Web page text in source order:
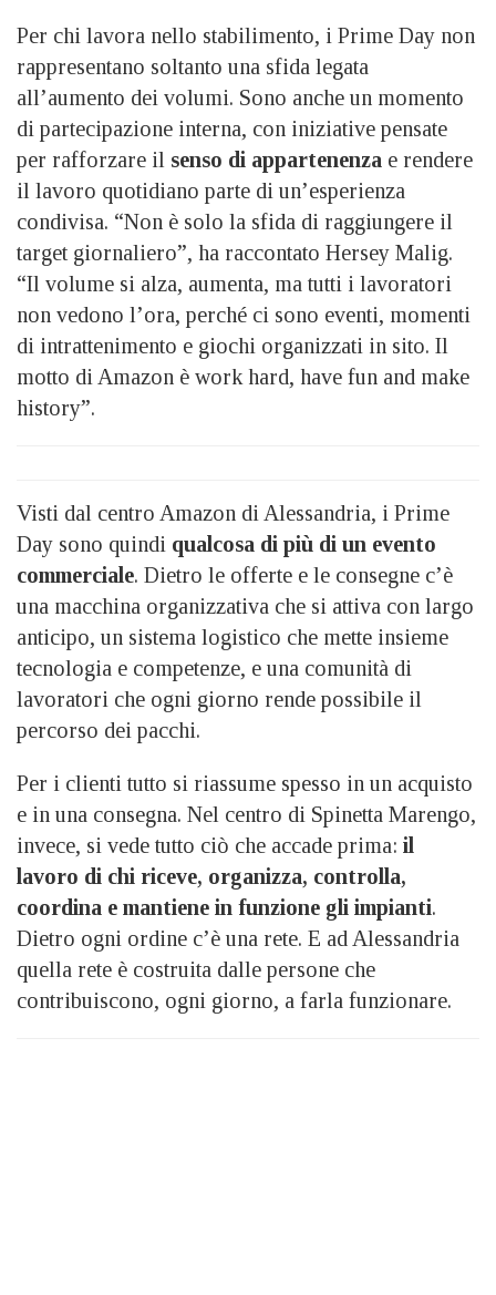
Per chi lavora nello stabilimento, i Prime Day non
rappresentano soltanto una sfida legata
all’aumento dei volumi. Sono anche un momento
di partecipazione interna, con iniziative pensate
per rafforzare il senso di appartenenza e rendere
il lavoro quotidiano parte di un’esperienza
condivisa. “Non è solo la sfida di raggiungere il
target giornaliero”, ha raccontato Hersey Malig.
“Il volume si alza, aumenta, ma tutti i lavoratori
non vedono l’ora, perché ci sono eventi, momenti
di intrattenimento e giochi organizzati in sito. Il
motto di Amazon è work hard, have fun and make
history”.
Visti dal centro Amazon di Alessandria, i Prime
Day sono quindi qualcosa di più di un evento
commerciale. Dietro le offerte e le consegne c’è
una macchina organizzativa che si attiva con largo
anticipo, un sistema logistico che mette insieme
tecnologia e competenze, e una comunità di
lavoratori che ogni giorno rende possibile il
percorso dei pacchi.
Per i clienti tutto si riassume spesso in un acquisto
e in una consegna. Nel centro di Spinetta Marengo,
invece, si vede tutto ciò che accade prima: il
lavoro di chi riceve, organizza, controlla,
coordina e mantiene in funzione gli impianti.
Dietro ogni ordine c’è una rete. E ad Alessandria
quella rete è costruita dalle persone che
contribuiscono, ogni giorno, a farla funzionare.